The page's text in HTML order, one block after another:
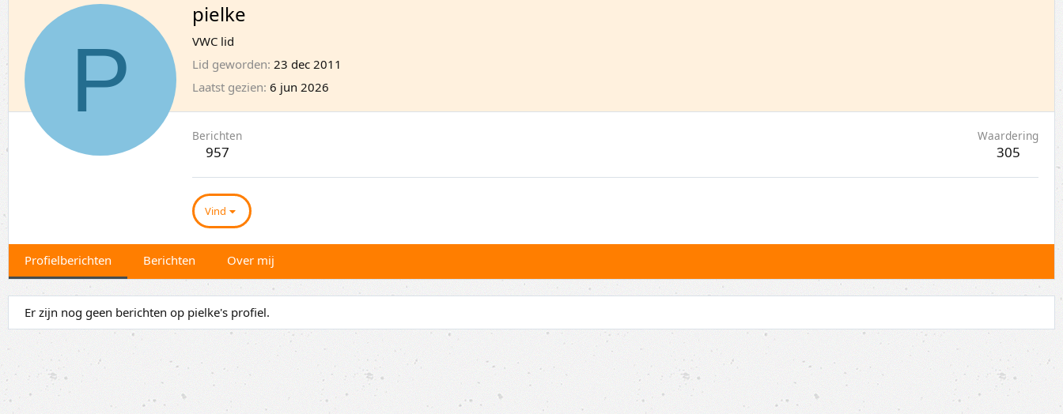
P
pielke
VWC lid
Lid geworden 23 dec 2011
Laatst gezien 6 jun 2026
Berichten
957
Waardering
305
Vind
Profielberichten Berichten Over mij
Er zijn nog geen berichten op pielke's profiel.